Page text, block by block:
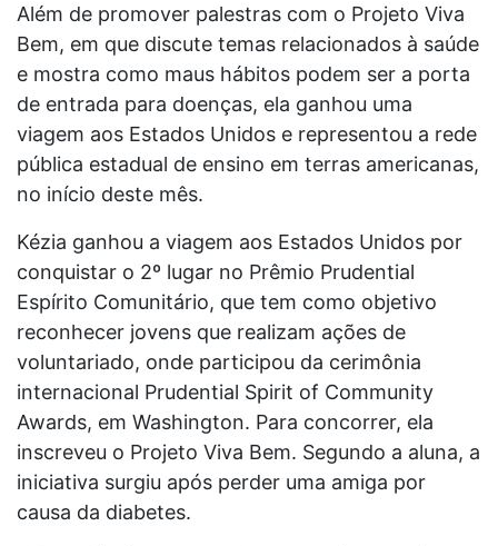
Além de promover palestras com o Projeto Viva
Bem, em que discute temas relacionados à saúde
e mostra como maus hábitos podem ser a porta
de entrada para doenças, ela ganhou uma
viagem aos Estados Unidos e representou a rede
pública estadual de ensino em terras americanas,
no início deste mês.
Kézia ganhou a viagem aos Estados Unidos por
conquistar o 2º lugar no Prêmio Prudential
Espírito Comunitário, que tem como objetivo
reconhecer jovens que realizam ações de
voluntariado, onde participou da cerimônia
internacional Prudential Spirit of Community
Awards, em Washington. Para concorrer, ela
inscreveu o Projeto Viva Bem. Segundo a aluna, a
iniciativa surgiu após perder uma amiga por
causa da diabetes.